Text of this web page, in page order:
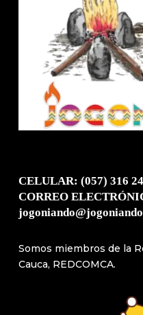
CELULAR: (057) 316
CORREO
Somos miembros de la
Cauca, REDCOMCA.